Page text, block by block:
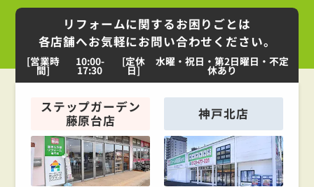
リフォームに関するお困りごとは
各店舗へお気軽にお問い合わせください。
[営業時
間]
10:00-
17:30
[定休
日]
水曜・祝日・第2日曜日・不定
休あり
ステップガーデン
藤原台店
神戸北店